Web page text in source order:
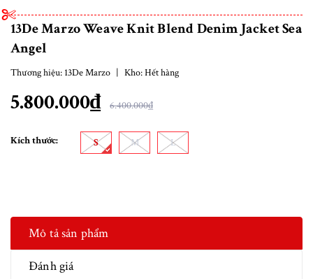
13De Marzo Weave Knit Blend Denim Jacket Sea
Angel
Thương hiệu: 13De Marzo | Kho:Hết hàng
5.800.000₫ 6.400.000₫
Kích thước: S M L
Mô tả sản phẩm
Đánh giá